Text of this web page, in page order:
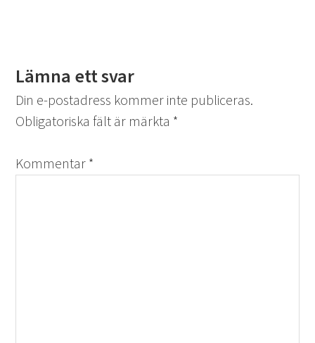
Lämna ett svar
Din e-postadress kommer inte publiceras.
Obligatoriska fält är märkta *
Kommentar*